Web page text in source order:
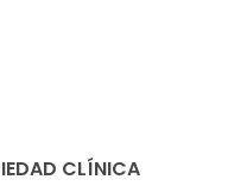
CLÍNICA